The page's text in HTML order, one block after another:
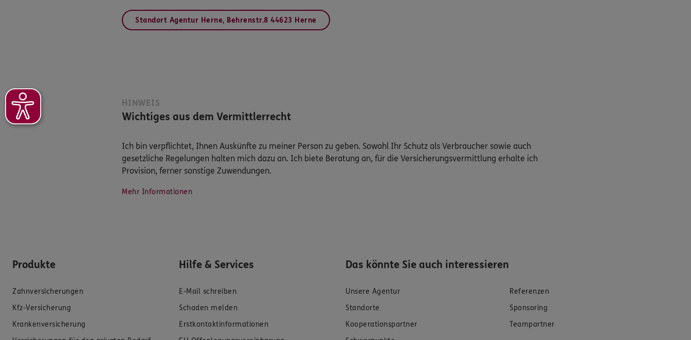
Standort Agentur Herne, Behrenstr.8 44623 Herne
HINWEIS
Wichtiges aus dem Vermittlerrecht
Ich bin verpflichtet, Ihnen Auskünfte zu meiner Person zu geben. Sowohl Ihr Schutz als Verbraucher sowie auch
gesetzliche Regelungen halten mich dazu an. Ich biete Beratung an, für die Versicherungsvermittlung erhalte ich
Provision, ferner sonstige Zuwendungen.
Mehr Informationen
Produkte
Zahnversicherungen
Kfz-Versicherung
Krankenversicherung
Hilfe & Services
E-Mail schreiben
Schaden melden
Erstkontaktinformationen
Das könnte Sie auch interessieren
Unsere Agentur
Referenzen
Standorte
Sponsoring
Kooperationspartner
Teampartner